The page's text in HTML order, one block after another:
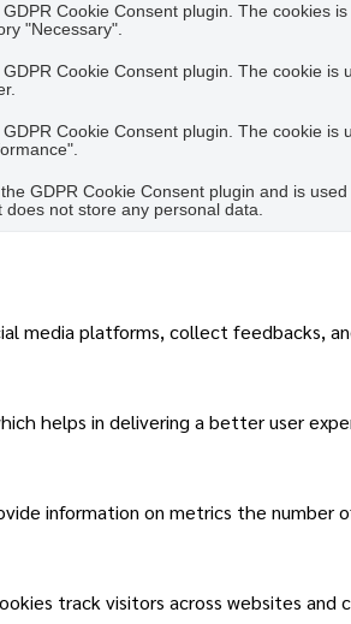
Cookie Consent plugin. The cookies
"Necessary".
Cookie Consent plugin. The cookie
Cookie Consent plugin. The cookie
GDPR Cookie Consent plugin and is
does not store any personal data.
media platforms, collect feedbacks,
helps in delivering a better user
information on metrics the number
track visitors across websites